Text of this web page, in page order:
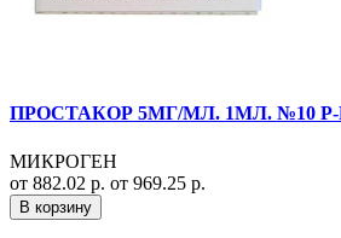
ПРОСТАКОР 5МГ/МЛ. 1МЛ. №10
МИКРОГЕН
от 882.02 р. от 969.25 р.
В корзину